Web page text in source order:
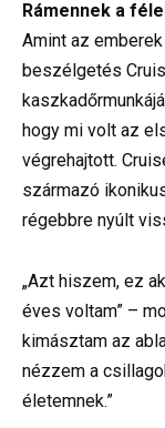
Rámennek a
Amint az
beszélgetés
hogy mi volt az
végrehajtott.
származó
régebbre nyúlt
„Azt hiszem, ez
éves voltam” –
kimásztam az
nézzem a
életemnek.”